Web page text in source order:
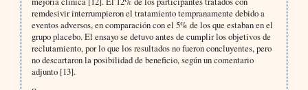
remdesivir interrumpieron el tratamiento tempranamente debido a
eventos adversos, en comparación con el 5% de los que estaban en el
grupo placebo. El ensayo se detuvo antes de cumplir los objetivos de
reclutamiento, por lo que los resultados no fueron concluyentes, pero
no descartaron la posibilidad de beneficio, según un comentario
adjunto [13].